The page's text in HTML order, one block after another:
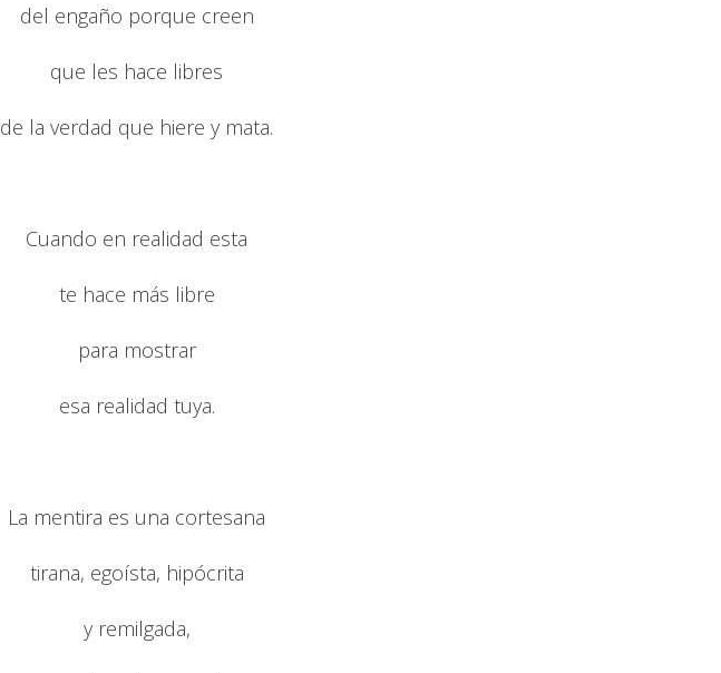
del engaño porque creen
que les hace libres
de la verdad que hiere y mata.
Cuando en realidad esta
te hace más libre
para mostrar
esa realidad tuya.
La mentira es una cortesana
tirana, egoísta, hipócrita
y remilgada,